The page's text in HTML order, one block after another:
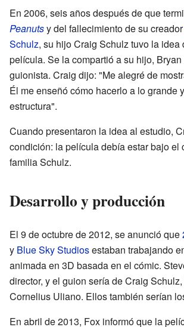
En 2006, seis años después de que
Peanutsy del fallecimiento de su creador
Schulz, su hijo Craig Schulz tuvo la idea
película. Se la compartió a su hijo,
guionista. Craig dijo: "Me alegré de
Él me enseñó cómo hacerlo a lo grande
estructura".
Cuando presentaron la idea al estudio,
condición: la película debía estar bajo el
familia Schulz.
Desarrollo y producción
El 9 de octubre de 2012, se anunció que
y Blue Sky Studiosestaban trabajando
animada en 3D basada en el cómic.
director, y el guion sería de Craig
Cornelius Uliano. Ellos también serían
En abril de 2013, Fox informó que la